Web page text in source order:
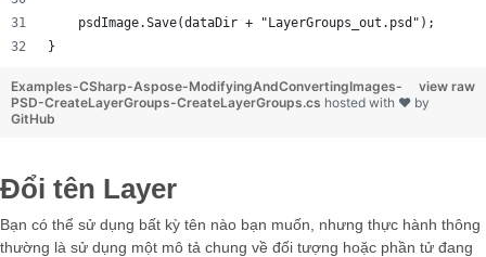
    psdImage.Save(dataDir + "LayerGroups_out.psd");
}
view raw
Examples-CSharp-Aspose-ModifyingAndConvertingImages-
PSD-CreateLayerGroups-CreateLayerGroups.cs hosted with ❤ by
GitHub
Đổi tên Layer
Bạn có thể sử dụng bất kỳ tên nào bạn muốn, nhưng thực hành thông
thường là sử dụng một mô tả chung về đối tượng hoặc phần tử đang